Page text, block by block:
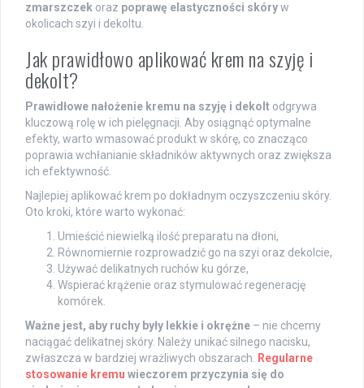
zmarszczek oraz poprawę elastyczności skóryw
okolicach szyi i dekoltu.
Jak prawidłowo aplikować krem na szyję i
dekolt?
Prawidłowe nałożenie kremu na szyję i dekolt odgrywa
kluczową rolę w ich pielęgnacji. Aby osiągnąć optymalne
efekty, warto wmasować produkt w skórę, co znacząco
poprawia wchłanianie składników aktywnych oraz zwiększa
ich efektywność.
Najlepiej aplikować krem po dokładnym oczyszczeniu skóry.
Oto kroki, które warto wykonać:
Umieścić niewielką ilość preparatu na dłoni,
Równomiernie rozprowadzić go na szyi oraz dekolcie,
Używać delikatnych ruchów ku górze,
Wspierać krążenie oraz stymulować regenerację
komórek.
Ważne jest, aby ruchy były lekkie i okrężne – nie chcemy
naciągać delikatnej skóry. Należy unikać silnego nacisku,
zwłaszcza w bardziej wrażliwych obszarach.
Regularne
stosowanie kremu wieczorem przyczynia się do